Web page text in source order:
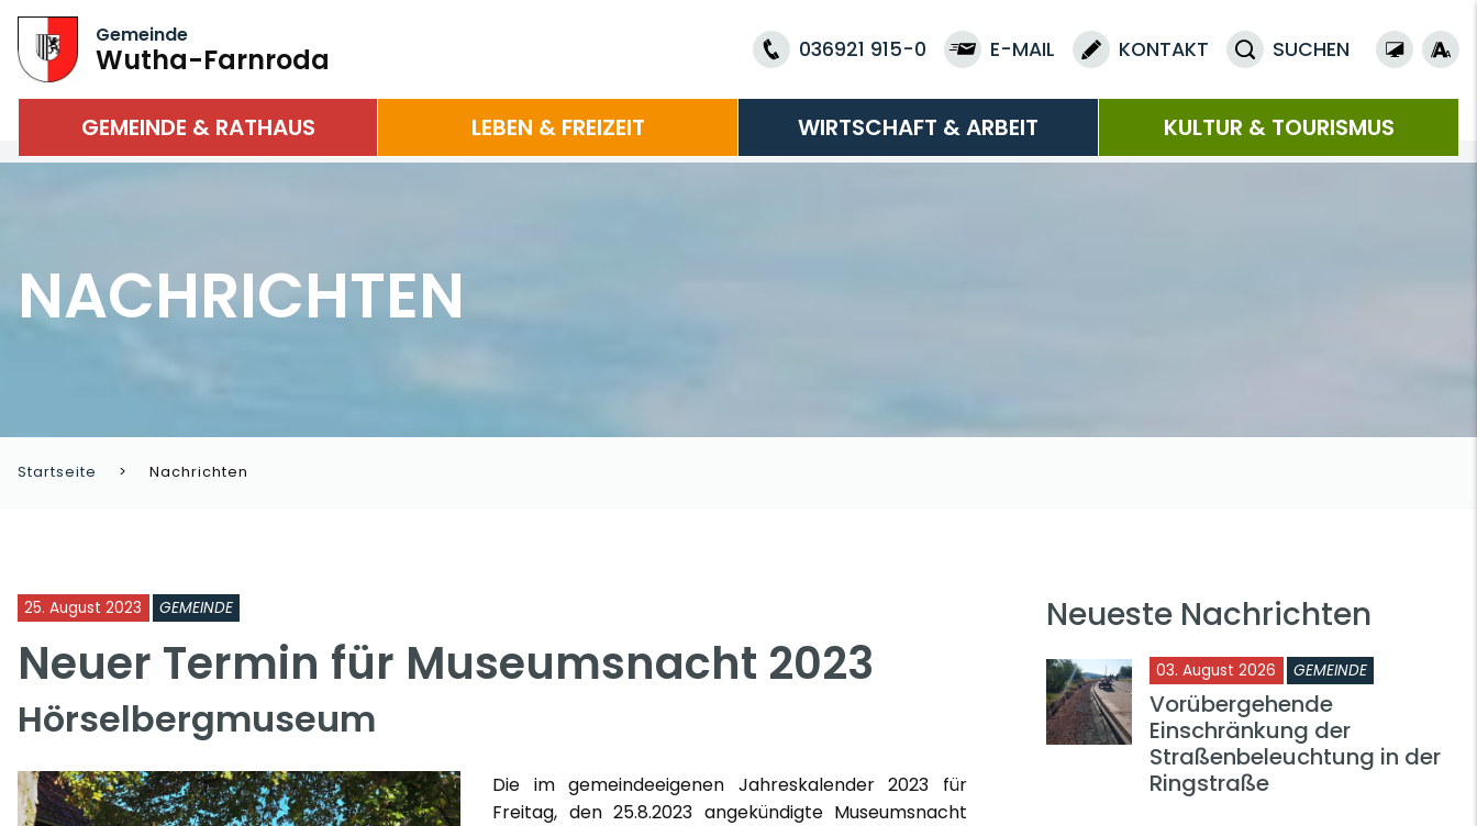
Gemeinde
Wutha-Farnroda 036921 915-0 E-MAIL KONTAKT SUCHEN
GEMEINDE & RATHAUS LEBEN & FREIZEIT WIRTSCHAFT & ARBEIT KULTUR & TOURISMUS
NACHRICHTEN
Startseite Nachrichten
25. August 2023 GEMEINDE
Neuer Termin für Museumsnacht 2023
Hörselbergmuseum
Die im gemeindeeigenen Jahreskalender 2023 für
Freitag, den 25.8.2023 angekündigte Museumsnacht
Neueste Nachrichten
03. August 2026 GEMEINDE
Vorübergehende
Einschränkung der
Straßenbeleuchtung in der
Ringstraße